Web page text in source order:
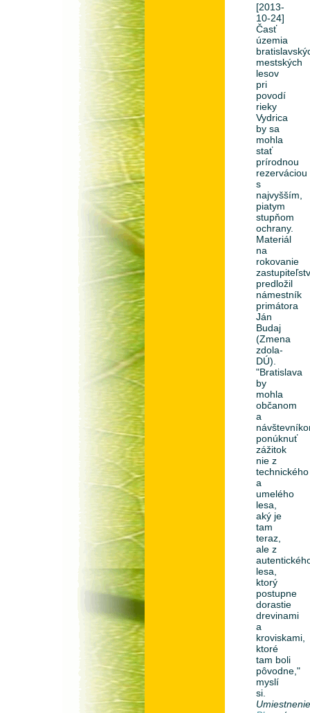
[2013-
10-24]
Časť
územia
mestských
lesov
pri
povodí
rieky
Vydrica
by sa
mohla
stať
prírodnou
rezerváciou
s
najvyšším,
piatym
stupňom
ochrany.
Materiál
na
rokovanie
predložil
námestník
primátora
Ján
Budaj
(Zmena
zdola-
DÚ).
"Bratislava
by
mohla
občanom
a
ponúknuť
zážitok
nie z
technického
a
umelého
lesa,
aký je
tam
teraz,
ale z
lesa,
ktorý
postupne
dorastie
drevinami
a
kroviskami,
ktoré
tam boli
pôvodne,"
myslí
si.